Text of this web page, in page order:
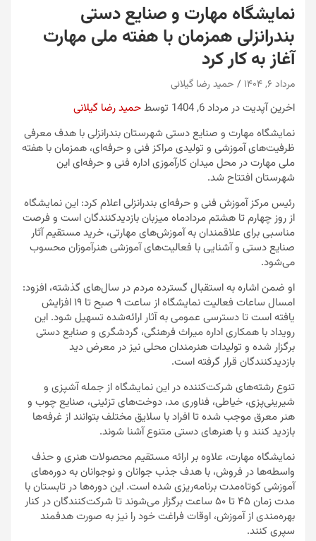
نمایشگاه مهارت و صنایع دستی
بندرانزلی همزمان با هفته ملی مهارت
آغاز به کار کرد
مرداد ۶, ۱۴۰۴ حمید رضا گیلانی
اخرین آپدیت در مرداد 6, 1404 توسط
حمید رضا گیلانی
نمایشگاه مهارت و صنایع دستی شهرستان بندرانزلی با هدف معرفی
ظرفیت‌های آموزشی و تولیدی مراکز فنی و حرفه‌ای، همزمان با هفته
ملی مهارت در محل میدان کارآموزی اداره فنی و حرفه‌ای این
شهرستان افتتاح شد.
رئیس مرکز آموزش فنی و حرفه‌ای بندرانزلی اعلام کرد: این نمایشگاه
از روز چهارم تا هشتم مردادماه میزبان بازدیدکنندگان است و فرصت
مناسبی برای علاقمندان به آموزش‌های مهارتی، خرید مستقیم آثار
صنایع دستی و آشنایی با فعالیت‌های آموزشی هنرآموزان محسوب
می‌شود.
او ضمن اشاره به استقبال گسترده مردم در سال‌های گذشته، افزود:
امسال ساعات فعالیت نمایشگاه از ساعت ۹ صبح تا ۱۹ افزایش
یافته است تا دسترسی عمومی به آثار ارائه‌شده تسهیل شود. این
رویداد با همکاری اداره میراث فرهنگی، گردشگری و صنایع دستی
برگزار شده و تولیدات هنرمندان محلی نیز در معرض دید
بازدیدکنندگان قرار گرفته است.
تنوع رشته‌های شرکت‌کننده در این نمایشگاه از جمله آشپزی و
شیرینی‌پزی، خیاطی، فناوری مد، دوخت‌های تزئینی، صنایع چوب و
هنر معرق موجب شده تا افراد با سلایق مختلف بتوانند از غرفه‌ها
بازدید کنند و با هنرهای دستی متنوع آشنا شوند.
نمایشگاه مهارت، علاوه بر ارائه مستقیم محصولات هنری و حذف
واسطه‌ها در فروش، با هدف جذب جوانان و نوجوانان به دوره‌های
آموزشی کوتاه‌مدت برنامه‌ریزی شده است. این دوره‌ها در تابستان با
مدت زمان ۴۵ تا ۵۰ ساعت برگزار می‌شوند تا شرکت‌کنندگان در کنار
بهره‌مندی از آموزش، اوقات فراغت خود را نیز به صورت هدفمند
سپری کنند.